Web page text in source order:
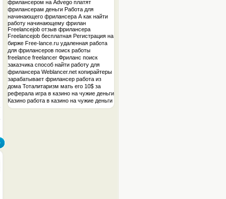
фрилансером на Advego платят
фрилансерам деньги Работа для
начинающего фрилансера A как найти
работу начинающему фрилан
Freelancejob отзыв фрилансера
Freelancejob бесплатная Регистрация на
бирже Free-lance.ru удаленная работа
для фрилансеров поиск работы
freelance freelancer Фриланс поиск
заказчика способ найти работу для
фрилансера Weblancer.net копирайтеры
зарабатывает фрилансер работа из
дома Тоталитаризм мать его 10$ за
реферала игра в казино на чужие деньги
Казино работа в казино на чужие деньги